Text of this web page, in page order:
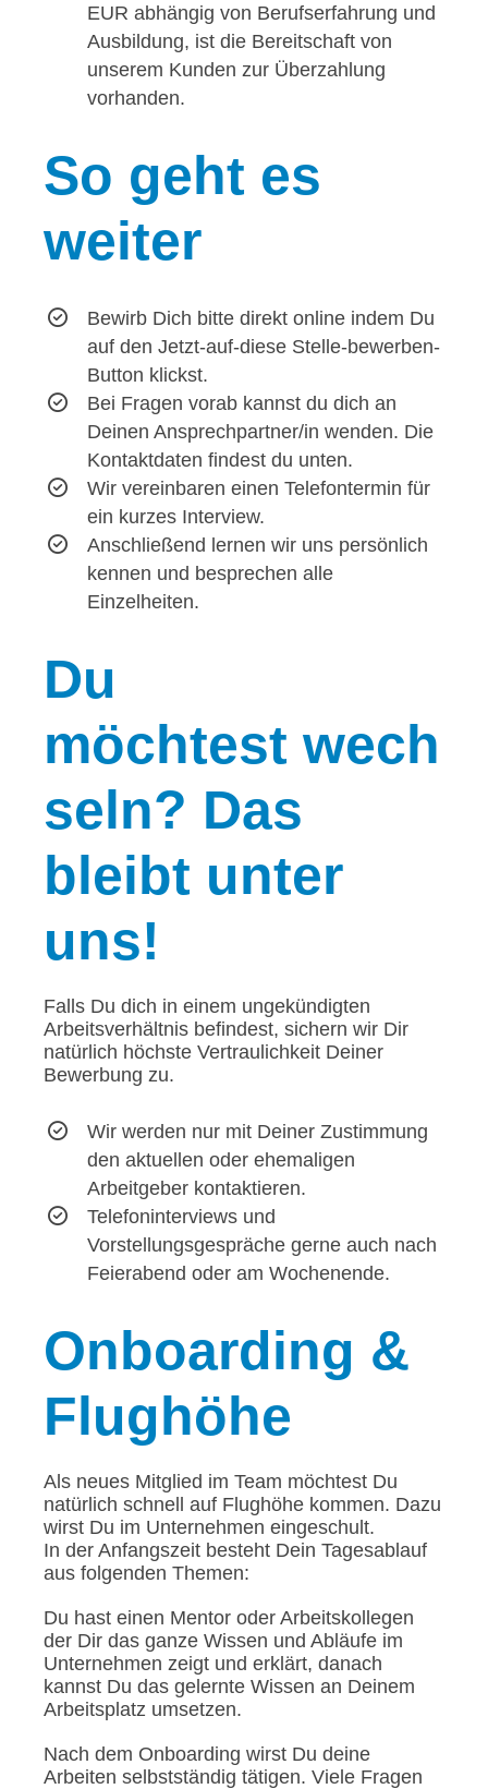
EUR abhängig von Berufserfahrung und
Ausbildung, ist die Bereitschaft von
unserem Kunden zur Überzahlung
vorhanden.
So geht es
weiter
Bewirb Dich bitte direkt online indem Du
auf den Jetzt-auf-diese Stelle-bewerben-
Button klickst.
Bei Fragen vorab kannst du dich an
Deinen Ansprechpartner/in wenden. Die
Kontaktdaten findest du unten.
Wir vereinbaren einen Telefontermin für
ein kurzes Interview.
Anschließend lernen wir uns persönlich
kennen und besprechen alle
Einzelheiten.
Du
möchtest wech
seln? Das
bleibt unter
uns!
Falls Du dich in einem ungekündigten
Arbeitsverhältnis befindest, sichern wir Dir
natürlich höchste Vertraulichkeit Deiner
Bewerbung zu.
Wir werden nur mit Deiner Zustimmung
den aktuellen oder ehemaligen
Arbeitgeber kontaktieren.
Telefoninterviews und
Vorstellungsgespräche gerne auch nach
Feierabend oder am Wochenende.
Onboarding &
Flughöhe
Als neues Mitglied im Team möchtest Du
natürlich schnell auf Flughöhe kommen. Dazu
wirst Du im Unternehmen eingeschult.
In der Anfangszeit besteht Dein Tagesablauf
aus folgenden Themen:
Du hast einen Mentor oder Arbeitskollegen
der Dir das ganze Wissen und Abläufe im
Unternehmen zeigt und erklärt, danach
kannst Du das gelernte Wissen an Deinem
Arbeitsplatz umsetzen.
Nach dem Onboarding wirst Du deine
Arbeiten selbstständig tätigen. Viele Fragen